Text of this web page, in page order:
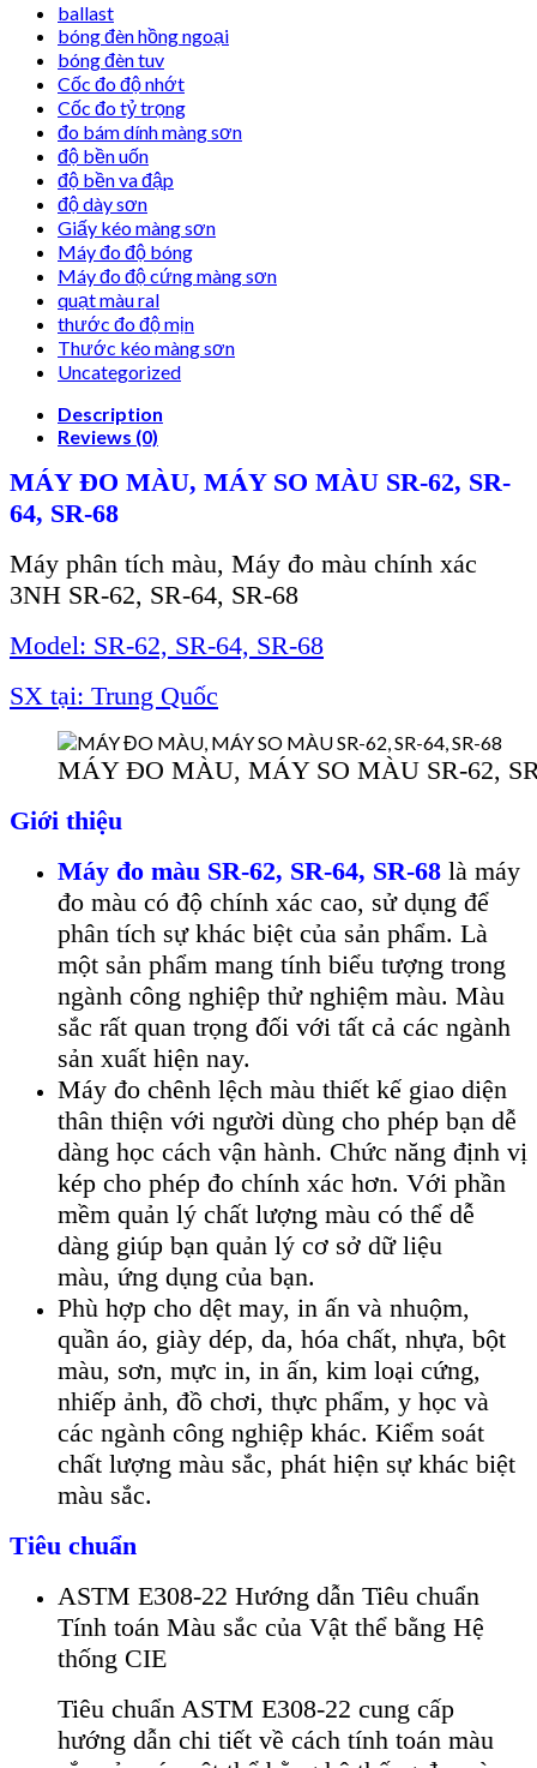
ballast
bóng đèn hồng ngoại
bóng đèn tuv
Cốc đo độ nhớt
Cốc đo tỷ trọng
đo bám dính màng sơn
độ bền uốn
độ bền va đập
độ dày sơn
Giấy kéo màng sơn
Máy đo độ bóng
Máy đo độ cứng màng sơn
quạt màu ral
thước đo độ mịn
Thước kéo màng sơn
Uncategorized
Description
Reviews (0)
MÁY ĐO MÀU, MÁY SO MÀU SR-62, SR-
64, SR-68
Máy phân tích màu, Máy đo màu chính xác
3NH SR-62, SR-64, SR-68
Model: SR-62, SR-64, SR-68
SX tại: Trung Quốc
MÁY ĐO MÀU, MÁY SO MÀU SR-62,
Giới thiệu
Máy đo màu SR-62, SR-64, SR-68 là máy
đo màu có độ chính xác cao, sử dụng để
phân tích sự khác biệt của sản phẩm. Là
một sản phẩm mang tính biểu tượng trong
ngành công nghiệp thử nghiệm màu. Màu
sắc rất quan trọng đối với tất cả các ngành
sản xuất hiện nay.
Máy đo chênh lệch màu thiết kế giao diện
thân thiện với người dùng cho phép bạn dễ
dàng học cách vận hành. Chức năng định vị
kép cho phép đo chính xác hơn. Với phần
mềm quản lý chất lượng màu có thể dễ
dàng giúp bạn quản lý cơ sở dữ liệu
màu, ứng dụng của bạn.
Phù hợp cho dệt may, in ấn và nhuộm,
quần áo, giày dép, da, hóa chất, nhựa, bột
màu, sơn, mực in, in ấn, kim loại cứng,
nhiếp ảnh, đồ chơi, thực phẩm, y học và
các ngành công nghiệp khác. Kiểm soát
chất lượng màu sắc, phát hiện sự khác biệt
màu sắc.
Tiêu chuẩn
ASTM E308-22 Hướng dẫn Tiêu chuẩn
Tính toán Màu sắc của Vật thể bằng Hệ
thống CIE
Tiêu chuẩn ASTM E308-22 cung cấp
hướng dẫn chi tiết về cách tính toán màu